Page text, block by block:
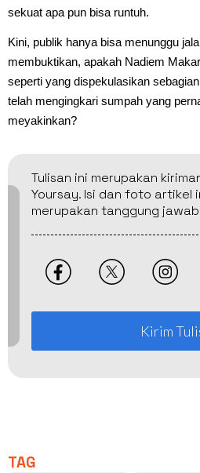
sekuat apa pun bisa runtuh.
Kini, publik hanya bisa menunggu
membuktikan, apakah Nadiem
seperti yang dispekulasikan
telah mengingkari sumpah yang
meyakinkan?
Tulisan ini merupakan
Yoursay. Isi dan foto artikel
merupakan tanggung
Kirim
TAG